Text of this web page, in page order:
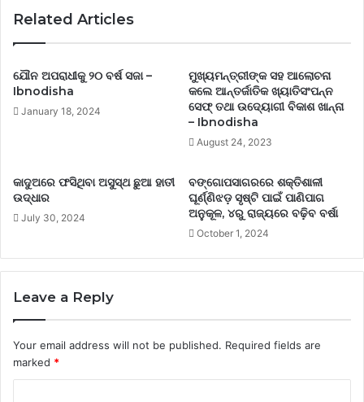
Related Articles
ଯୌନ ଅପରାଧୀକୁ ୨୦ ବର୍ଷ ସଜା –
Ibnodisha
January 18, 2024
ମୁଖ୍ୟମନ୍ତ୍ରୀଙ୍କ ସହ ଆଲୋଚନା
କଲେ ଆନ୍ତର୍ଜାତିକ ଖ୍ୟାତିସଂପନ୍ନ
ସେଫ୍ ତଥା ଉଦ୍ୟୋଗୀ ବିକାଶ ଖାନ୍ନା
– Ibnodisha
August 24, 2023
କାଦୁଅରେ ଫସିଥିବା ଅସୁସ୍ଥ ଛୁଆ ହାତୀ
ଉଦ୍ଧାର
July 30, 2024
ବଙ୍ଗୋପସାଗରରେ ଶକ୍ତିଶାଳୀ
ଘୂର୍ଣ୍ଣିଝଡ଼ ସୃଷ୍ଟି ପାଇଁ ପାଣିପାଗ
ଅନୁକୂଳ, ୪ରୁ ରାଜ୍ୟରେ ବଢ଼ିବ ବର୍ଷା
October 1, 2024
Leave a Reply
Your email address will not be published. Required fields are
marked *